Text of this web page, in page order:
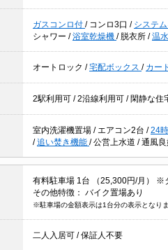
ガスコンロ付 / コンロ3口 / システ
シャワー /浴室乾燥機 / 脱衣所 /温
オートロック /宅配ボックス / カー
2駅利用可 /2沿線利用可 / 閑静な住
室内洗濯機置場 / エアコン2台 /24
/追い焚き機能 /公営上水道 /通風良
有料駐車場 1台 （25,300円/月） ※
その他特徴： バイク置場あり
※駐車場の金額表示は1台分の表示となりま
二人入居可 /保証人不要